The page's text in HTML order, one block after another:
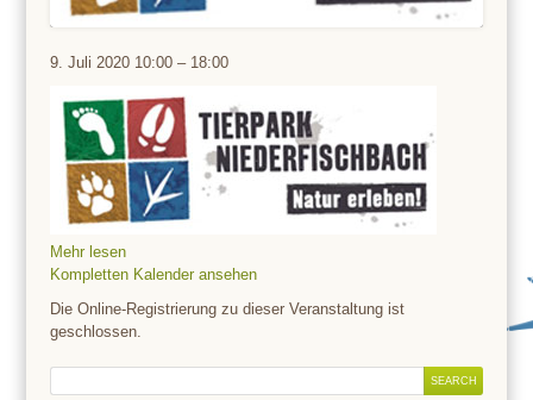
Tierpark
9. Juli 2020 10:00 – 18:00
Mehr lesen
Kompletten Kalender ansehen
Die Online-Registrierung zu dieser Veranstaltung ist
geschlossen.